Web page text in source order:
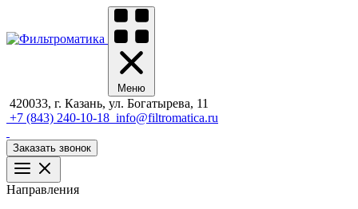
Меню
420033, г. Казань, ул. Богатырева, 11
+7 (843) 240-10-18 info@filtromatica.ru
Заказать звонок
Направления